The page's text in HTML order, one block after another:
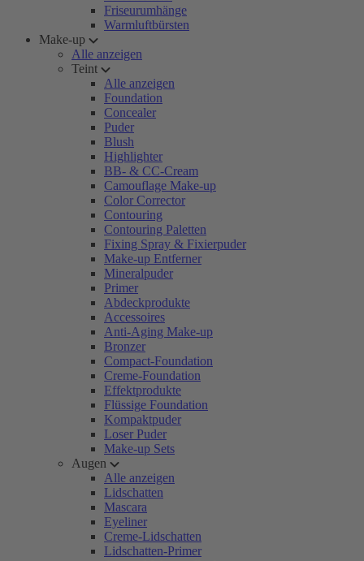
Friseurumhänge
Warmluftbürsten
Make-up
Alle anzeigen
Teint
Alle anzeigen
Foundation
Concealer
Puder
Blush
Highlighter
BB- & CC-Cream
Camouflage Make-up
Color Corrector
Contouring
Contouring Paletten
Fixing Spray & Fixierpuder
Make-up Entferner
Mineralpuder
Primer
Abdeckprodukte
Accessoires
Anti-Aging Make-up
Bronzer
Compact-Foundation
Creme-Foundation
Effektprodukte
Flüssige Foundation
Kompaktpuder
Loser Puder
Make-up Sets
Augen
Alle anzeigen
Lidschatten
Mascara
Eyeliner
Creme-Lidschatten
Lidschatten-Primer